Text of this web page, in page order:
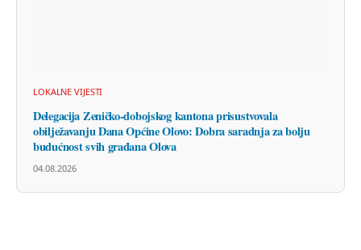
LOKALNE VIJESTI
Delegacija Zeničko-dobojskog kantona prisustvovala
obilježavanju Dana Općine Olovo: Dobra saradnja za bolju
budućnost svih građana Olova
04.08.2026